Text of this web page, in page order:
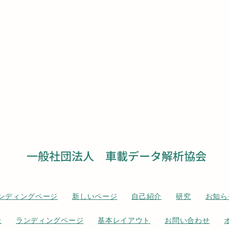
一般社団法人 車載データ解析協会
ディングページ 新しいページ 自己紹介 研究 お知
ランディングページ 基本レイアウト お問い合わせ